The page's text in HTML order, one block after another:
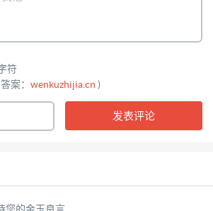
符
案： wenkuzhijia.cn )